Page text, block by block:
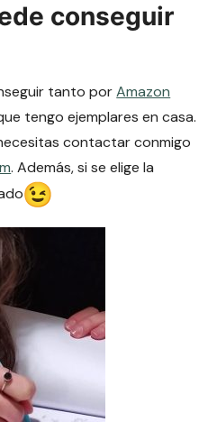
conseguir
tanto porAmazon
tengo ejemplares en casa.
contactar conmigo
. Además, si se elige la